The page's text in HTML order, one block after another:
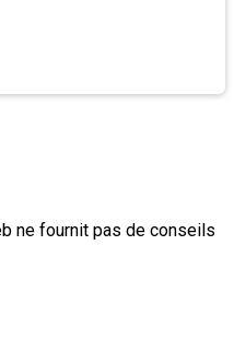
ne fournit pas de conseils